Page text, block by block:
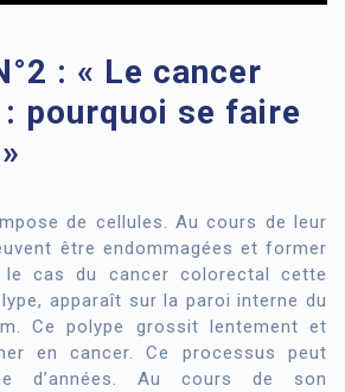
: « Le cancer
pourquoi se faire
de cellules. Au cours de leur
être endommagées et former
le cas du cancer colorectal cette
apparaît sur la paroi interne du
Ce polype grossit lentement et
en cancer. Ce processus peut
d’années. Au cours de son